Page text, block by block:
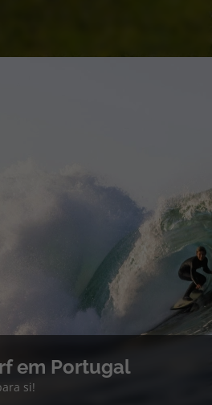
em Portugal
si!